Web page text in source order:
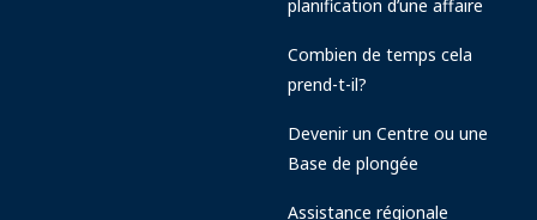
planification d’une affaire
Combien de temps cela
prend-t-il?
Devenir un Centre ou une
Base de plongée
Assistance régionale